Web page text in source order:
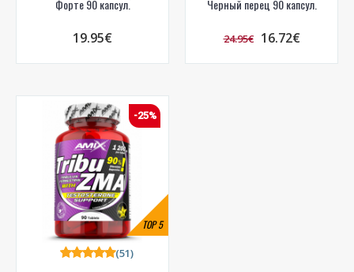
Форте 90 капсул.
19.95€
Черный перец 90 капсул.
24.95€ 16.72€
TOP5
-25%
(51)